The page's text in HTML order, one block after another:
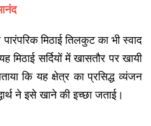
मिठाई तिलकुट का भी स्वाद
सर्दियों में खासतौर पर खायी
कि यह क्षेत्र का प्रसिद्ध व्यंजन
ने इसे खाने की इच्छा जताई।